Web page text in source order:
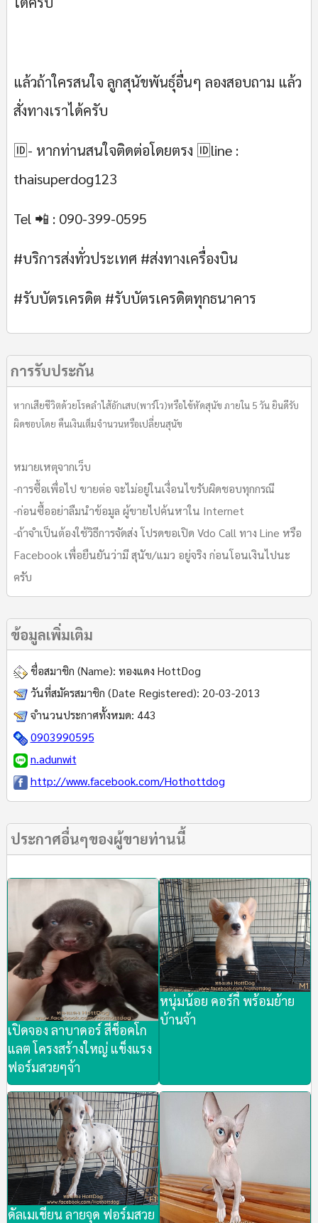
แล้วถ้าใครสนใจ ลูกสุนัขพันธุ์อื่นๆ ลองสอบถาม แล้ว
สั่งทางเราได้ครับ
🆔- หากท่านสนใจติดต่อโดยตรง 🆔line :
thaisuperdog123
Tel 📲 : 090-399-0595
#บริการส่งทั่วประเทศ #ส่งทางเครื่องบิน
#รับบัตรเครดิต #รับบัตรเครดิตทุกธนาคาร
การรับประกัน
หากเสียชีวิตด้วยโรคลำไส้อักเสบ(พาร์โว)หรือไข้หัดสุนัข ภายใน 5 วัน ยินดีรับ
ผิดชอบโดย คืนเงินเต็มจำนวนหรือเปลี่ยนสุนัข
หมายเหตุจากเว็บ
-การซื้อเพื่อไป ขายต่อ จะไม่อยู่ในเงื่อนไขรับผิดชอบทุกกรณี
-ก่อนซื้ออย่าลืมนำข้อมูล ผู้ขายไปค้นหาใน Internet
-ถ้าจำเป็นต้องใช้วิธีการจัดส่ง โปรดขอเปิด Vdo Call ทาง Line หรือ
Facebook เพื่อยืนยันว่ามี สุนัข/แมว อยู่จริง ก่อนโอนเงินไปนะ
ครับ
ข้อมูลเพิ่มเติม
ชื่อสมาชิก (Name): ทองแดง HottDog
วันที่สมัครสมาชิก (Date Registered): 20-03-2013
จำนวนประกาศทั้งหมด: 443
0903990595
n.adunwit
http://www.facebook.com/Hothottdog
ประกาศอื่นๆของผู้ขายท่านนี้
เปิดจอง ลาบาดอร์ สีช็อคโก
แลต โครงสร้างใหญ่ แข็งแรง
ฟอร์มสวยๆจ้า
หนุ่มน้อย คอร์กี้ พร้อมย้าย
บ้านจ้า
ดัลเมเชียน ลายจุด ฟอร์มสวย